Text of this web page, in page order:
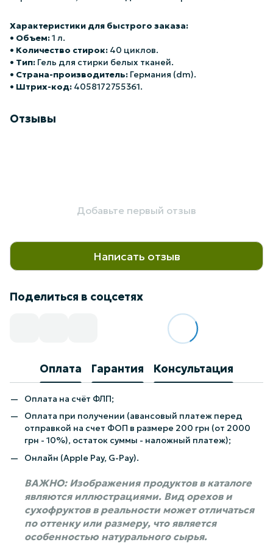
Характеристики для быстрого заказа:
• Объем:1 л.
• Количество стирок: 40 циклов.
• Тип: Гель для стирки белых тканей.
• Страна-производитель: Германия (dm).
• Штрих-код: 4058172755361.
Отзывы
Добавьте первый отзыв
Написать отзыв
Поделиться в соцсетях
Оплата Гарантия Консультация
Оплата на счёт ФЛП;
Оплата при получении (авансовый платеж перед
отправкой на счет ФОП в размере 200 грн (от 2000
грн - 10%), остаток суммы - наложный платеж);
Онлайн (Apple Pay, G-Pay).
ВАЖНО: Изображения продуктов в каталоге
являются иллюстрациями. Вид орехов и
сухофруктов в реальности может отличаться
по оттенку или размеру, что является
особенностью натурального сырья.